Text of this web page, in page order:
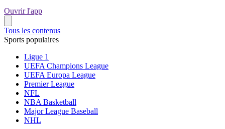
Ouvrir l'app
Tous les contenus
Sports populaires
Ligue 1
UEFA Champions League
UEFA Europa League
Premier League
NFL
NBA Basketball
Major League Baseball
NHL